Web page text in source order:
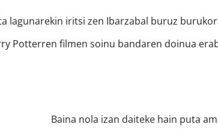
lagunarekin iritsi zen Ibarzabal buruz
Potterren filmen soinu bandaren doinua
Baina nola izan daiteke hain puta